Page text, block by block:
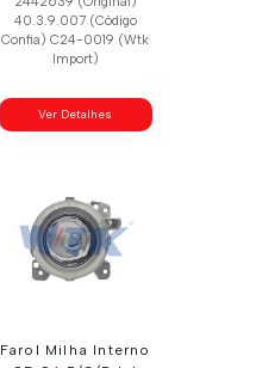
40.3.9.007 (Código
Confia) C24-0019 (Wtk
Import)
Ver Detalhes
Farol Milha Interno